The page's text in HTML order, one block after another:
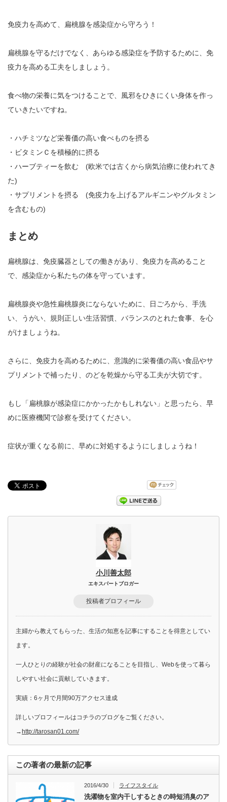
免疫力を高めて、扁桃腺を感染症から守ろう！
扁桃腺を守るだけでなく、あらゆる感染症を予防するために、免
疫力を高める工夫をしましょう。
食べ物の栄養に気をつけることで、風邪をひきにくい身体を作っ
ていきたいですね。
・ハチミツなど栄養価の高い食べものを摂る
・ビタミンＣを積極的に摂る
・ハーブティーを飲む (欧米では古くから病気治療に使われてき
た)
・サプリメントを摂る (免疫力を上げるアルギニンやグルタミン
を含むもの)
まとめ
扁桃腺は、免疫臓器としての働きがあり、免疫力を高めること
で、感染症から私たちの体を守っています。
扁桃腺炎や急性扁桃腺炎にならないために、日ごろから、手洗
い、うがい、規則正しい生活習慣、バランスのとれた食事、を心
がけましょうね。
さらに、免疫力を高めるために、意識的に栄養価の高い食品やサ
プリメントで補ったり、のどを乾燥から守る工夫が大切です。
もし「扁桃腺が感染症にかかったかもしれない」と思ったら、早
めに医療機関で診察を受けてください。
症状が重くなる前に、早めに対処するようにしましょうね！
小川善太郎
エキスパートブロガー
投稿者プロフィール
主婦から教えてもらった、生活の知恵を記事にすることを得意としてい
ます。
一人ひとりの経験が社会の財産になることを目指し、Webを使って暮ら
しやすい社会に貢献していきます。
実績：6ヶ月で月間90万アクセス達成
詳しいプロフィールはコチラのブログをご覧ください。
→ http://tarosan01.com/
この著者の最新の記事
2016/4/30 ライフスタイル
洗濯物を室内干しするときの時短消臭のア